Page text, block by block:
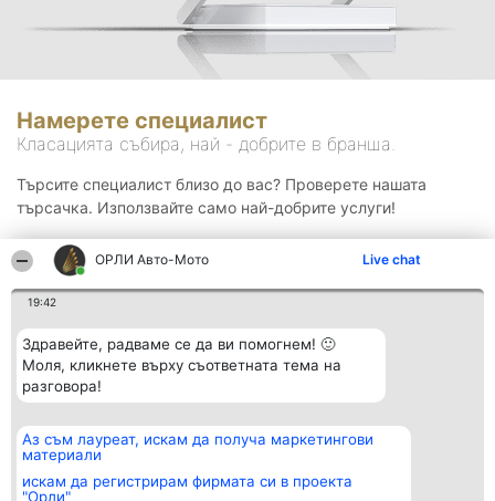
ОРЛИ Aвто-Mото Live chat
19:42
Здравейте, радваме се да ви помогнем! 🙂
Моля, кликнете върху съответната тема на
разговора!
Аз съм лауреат, искам да получа маркетингови
материали
искам да регистрирам фирмата си в проекта
"Орли"
Намерете специалист
Класацията събира, най - добрите в бранша.
Търсите специалист близо до вас? Проверете нашата
търсачка. Използвайте само най-добрите услуги!
Организатор на
класиране
BulevardulAleea Timișul De
Класация
всички
Контакти